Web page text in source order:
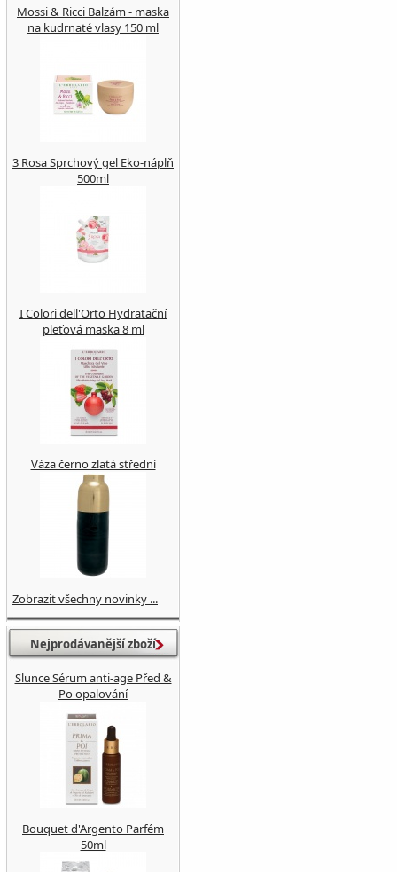
Mossi & Ricci Balzám - maska
na kudrnaté vlasy 150 ml
3 Rosa Sprchový gel Eko-náplň
500ml
I Colori dell'Orto Hydratační
pleťová maska 8 ml
Váza černo zlatá střední
Zobrazit všechny novinky ...
Nejprodávanější zboží
Slunce Sérum anti-age Před &
Po opalování
Bouquet d'Argento Parfém
50ml